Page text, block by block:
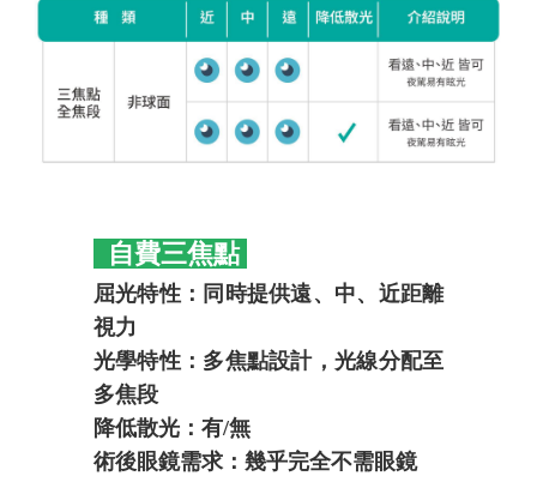
自費三焦點
屈光特性：同時提供遠、中、近距離
視力
光學特性：多焦點設計，光線分配至
多焦段
降低散光：有/無
術後眼鏡需求：幾乎完全不需眼鏡